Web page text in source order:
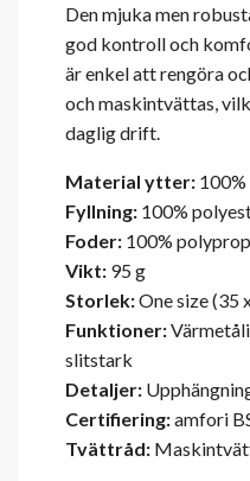
Den mjuka men
god kontroll och
är enkel att rengöra
och maskintvättas,
daglig drift.
Material ytter:
Fyllning: 100%
Foder: 100%
Vikt: 95 g
Storlek:One size (35
Funktioner:
slitstark
Detaljer:
Certifiering:amfori
Tvättråd: